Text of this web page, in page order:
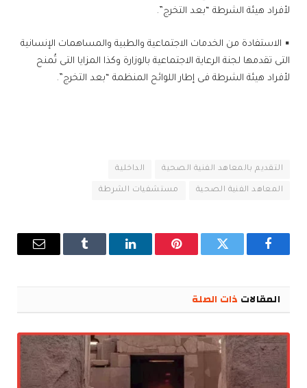
لأفراد هيئة الشرطة “بعد التخرج”.
▪ الاستفادة من الخدمات الاجتماعية والطبية والمساهمات الإنسانية
التى تقدمها لجنة الرعاية الاجتماعية بالوزارة وكذا المزايا التى تُمنح
لأفراد هيئة الشرطة فى إطار اللوائح المنظمة “بعد التخرج”.
التقديم بالمعاهد الفنية الصحية الداخلية
المعاهد الفنية الصحية مستشفيات الشرطة
فيسبوك تويتر بينتيريستلينكدإن Tumblr
البريد
المقالات ذات الصلة